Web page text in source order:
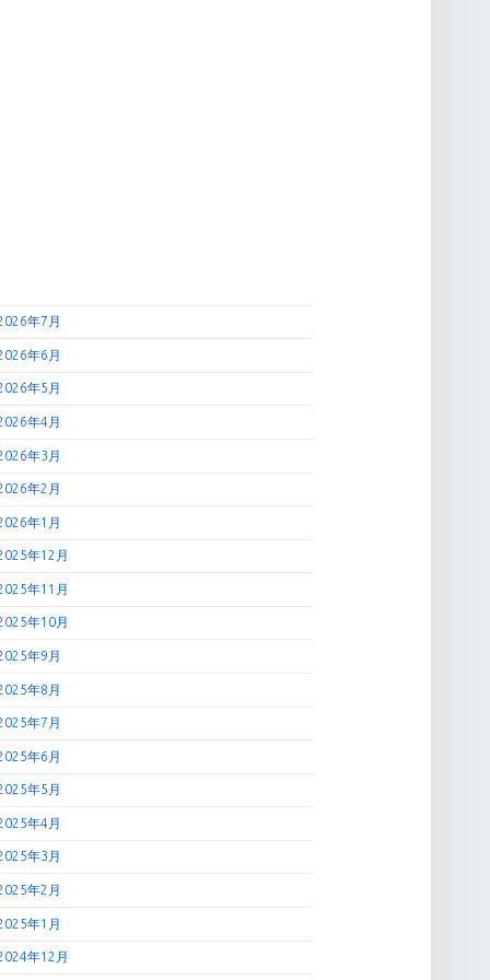
年7月
年6月
年5月
年4月
年3月
年2月
年1月
年12月
年11月
年10月
年9月
年8月
年7月
年6月
年5月
年4月
年3月
年2月
年1月
年12月